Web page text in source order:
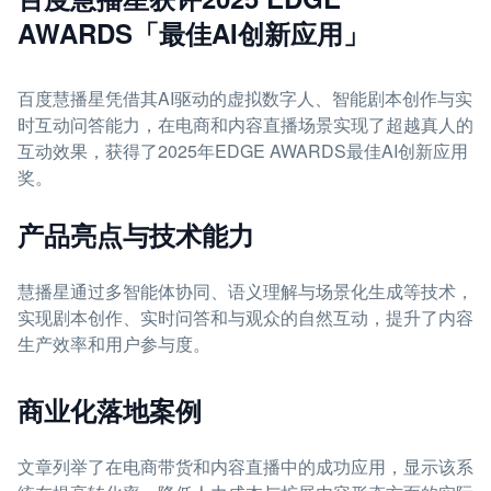
AWARDS「最佳AI创新应用」
百度慧播星凭借其AI驱动的虚拟数字人、智能剧本创作与实
时互动问答能力，在电商和内容直播场景实现了超越真人的
互动效果，获得了2025年EDGE AWARDS最佳AI创新应用
奖。
产品亮点与技术能力
慧播星通过多智能体协同、语义理解与场景化生成等技术，
实现剧本创作、实时问答和与观众的自然互动，提升了内容
生产效率和用户参与度。
商业化落地案例
文章列举了在电商带货和内容直播中的成功应用，显示该系